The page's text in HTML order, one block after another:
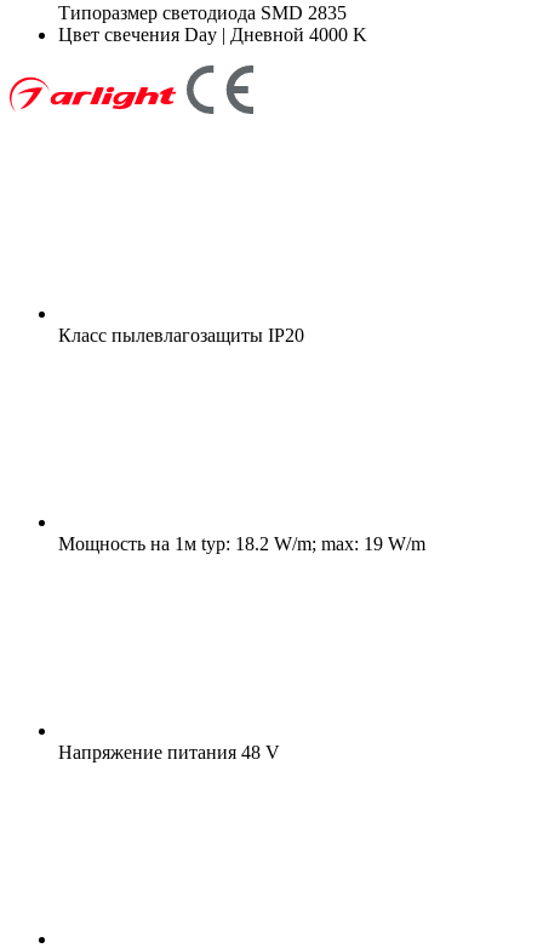
Типоразмер светодиода SMD 2835
Цвет свечения Day | Дневной 4000 K
Класс пылевлагозащиты IP20
Мощность на 1м typ: 18.2 W/m; max: 19 W/m
Напряжение питания 48 V